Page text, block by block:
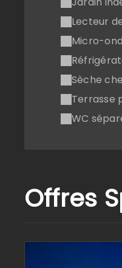
Lecteur
Micro-
Sèche
Terrasse
WC
Offres